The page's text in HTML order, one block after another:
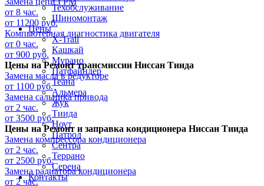
Техобслуживание
Шиномонтаж
Цены
X-Trail
Кашкай
Мурано
Патфайндер
Теана
Альмера
Жук
Тиида
Ноут
Патрол
Сентра
Террано
Серена
Контакты
от 8 час.
от 11200 руб.
Компьютерная диагностика двигателя
от 0 час.
от 900 руб.
Цены наРемонт трансмиссии Ниссан Тиида
Замена масла в редукторе
от 1100 руб.
Замена сальника привода
от 2 час.
от 3500 руб.
Цены наРемонт и заправка кондиционера Ниссан Тиида
Замена компрессора кондиционера
от 2 час.
от 2500 руб.
Замена радиатора кондиционера
от 2 час.